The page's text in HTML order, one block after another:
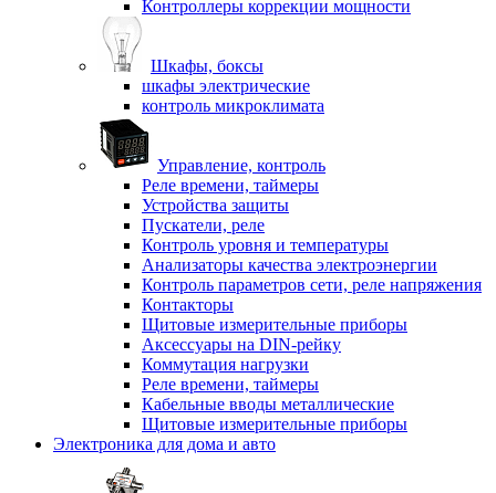
Контроллеры коррекции мощности
Шкафы, боксы
шкафы электрические
контроль микроклимата
Управление, контроль
Реле времени, таймеры
Устройства защиты
Пускатели, реле
Контроль уровня и температуры
Анализаторы качества электроэнергии
Контроль параметров сети, реле напряжения
Контакторы
Щитовые измерительные приборы
Аксессуары на DIN-рейку
Коммутация нагрузки
Реле времени, таймеры
Кабельные вводы металлические
Щитовые измерительные приборы
Электроника для дома и авто